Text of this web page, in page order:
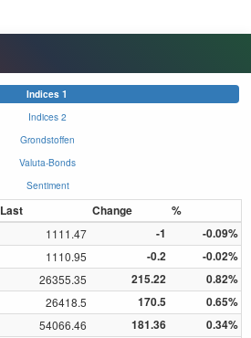
Indices 1
Indices 2
Grondstoffen
Valuta-Bonds
Sentiment
Last Change
%
1111.47 -1
-0.09%
1110.95 -0.2
-0.02%
26355.35 215.22
0.82%
26418.5 170.5
0.65%
54066.46 181.36
0.34%